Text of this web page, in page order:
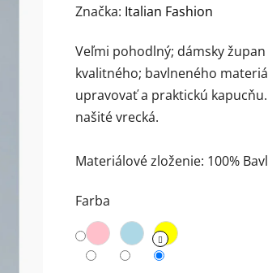
hodnotenie
je
0,0
z
5
Značka: Italian Fashion
Veľmi pohodlný; dámsky
kvalitného; bavlneného
upravovať a praktickú
našité vrecká.
Materiálové zloženie: 100%
Farba